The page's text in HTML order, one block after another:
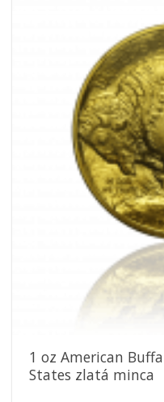
1 oz American
States zlatá minca